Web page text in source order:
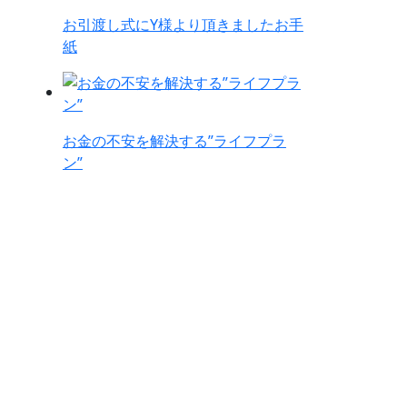
お引渡し式にY様より頂きましたお手
紙
お金の不安を解決する”ライフプラ
ン”